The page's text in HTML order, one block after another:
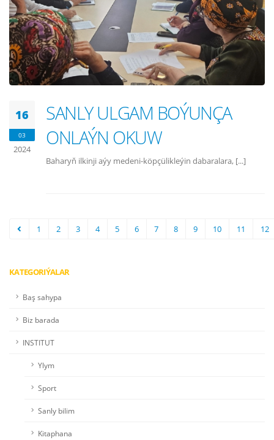
16
03
2024
SANLY ULGAM BOÝUNÇA
ONLAÝN OKUW
Baharyň ilkinji aýy medeni-köpçülikleýin dabaralara, [...]
1 2 3 4 5 6 7 8 9 10 11 12
KATEGORIÝALAR
Baş sahypa
Biz barada
INSTITUT
Ylym
Sport
Sanly bilim
Kitaphana